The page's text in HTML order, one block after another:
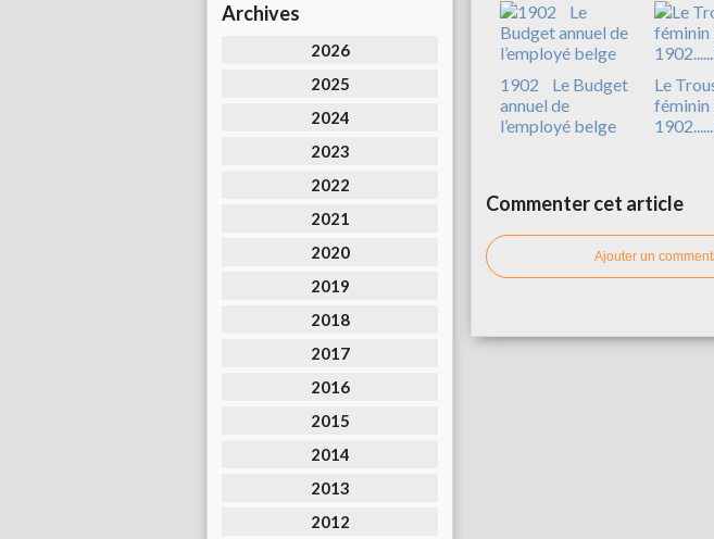
Archives
2026
2025
2024
2023
2022
2021
2020
2019
2018
2017
2016
2015
2014
2013
2012
1902 Le Budget
annuel de
l’employé belge
Le
féminin
Commenter cet article
Ajouter un